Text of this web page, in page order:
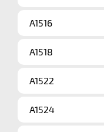
A1516
A1518
A1522
A1524